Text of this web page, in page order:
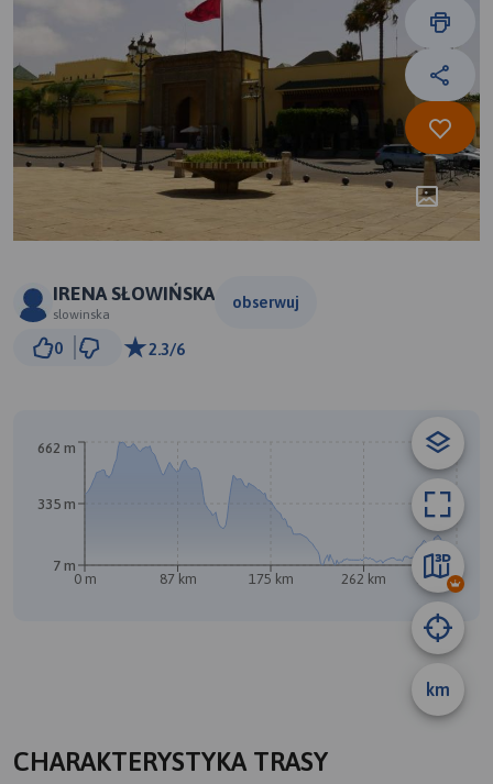
IRENA SŁOWIŃSKA
slowinska
obserwuj
0 2.3/6
A
km
0 m 87 km 175 km 262 km 350 km
7 m
335 m
662 m
CHARAKTERYSTYKA TRASY